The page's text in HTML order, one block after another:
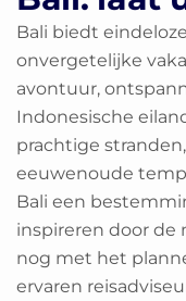
Bali biedt
onvergetelijke
avontuur,
Indonesische
prachtige
eeuwenoude
Bali een
inspireren door de
nog met het
ervaren